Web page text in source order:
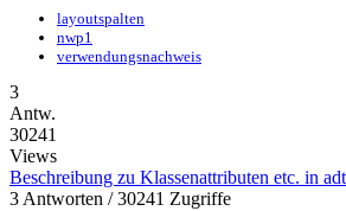
layoutspalten
nwp1
verwendungsnachweis
3
Antw.
30241
Views
Beschreibung zu Klassenattributen etc. in adt
3 Antworten / 30241 Zugriffe